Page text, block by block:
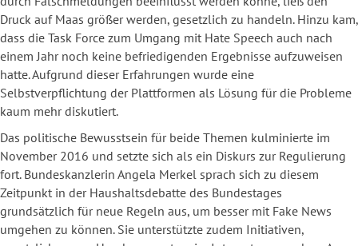
Druck auf Maas größer werden, gesetzlich zu handeln. Hinzu kam,
dass die Task Force zum Umgang mit Hate Speech auch nach
einem Jahr noch keine befriedigenden Ergebnisse aufzuweisen
hatte. Aufgrund dieser Erfahrungen wurde eine
Selbstverpflichtung der Plattformen als Lösung für die Probleme
kaum mehr diskutiert.
Das politische Bewusstsein für beide Themen kulminierte im
November 2016 und setzte sich als ein Diskurs zur Regulierung
fort. Bundeskanzlerin Angela Merkel sprach sich zu diesem
Zeitpunkt in der Haushaltsdebatte des Bundestages
grundsätzlich für neue Regeln aus, um besser mit Fake News
umgehen zu können. Sie unterstützte zudem Initiativen,